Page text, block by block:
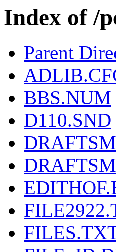
Index of /
Parent
BBS.NUM
D110.SND